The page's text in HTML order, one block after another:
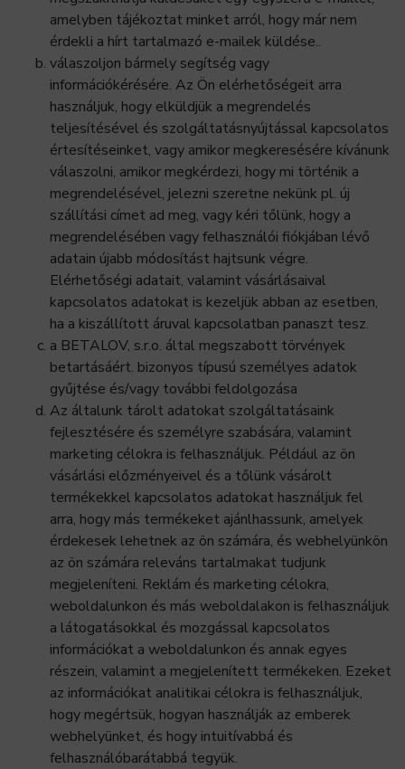
amelyben tájékoztat minket arról, hogy már nem
érdekli a hírt tartalmazó e-mailek küldése..
válaszoljon bármely segítség vagy
információkérésére. Az Ön elérhetőségeit arra
használjuk, hogy elküldjük a megrendelés
teljesítésével és szolgáltatásnyújtással kapcsolatos
értesítéseinket, vagy amikor megkeresésére kívánunk
válaszolni, amikor megkérdezi, hogy mi történik a
megrendelésével, jelezni szeretne nekünk pl. új
szállítási címet ad meg, vagy kéri tőlünk, hogy a
megrendelésében vagy felhasználói fiókjában lévő
adatain újabb módosítást hajtsunk végre.
Elérhetőségi adatait, valamint vásárlásaival
kapcsolatos adatokat is kezeljük abban az esetben,
ha a kiszállított áruval kapcsolatban panaszt tesz.
a BETALOV, s.r.o. által megszabott törvények
betartásáért. bizonyos típusú személyes adatok
gyűjtése és/vagy további feldolgozása
Az általunk tárolt adatokat szolgáltatásaink
fejlesztésére és személyre szabására, valamint
marketing célokra is felhasználjuk. Például az ön
vásárlási előzményeivel és a tőlünk vásárolt
termékekkel kapcsolatos adatokat használjuk fel
arra, hogy más termékeket ajánlhassunk, amelyek
érdekesek lehetnek az ön számára, és webhelyünkön
az ön számára releváns tartalmakat tudjunk
megjeleníteni. Reklám és marketing célokra,
weboldalunkon és más weboldalakon is felhasználjuk
a látogatásokkal és mozgással kapcsolatos
információkat a weboldalunkon és annak egyes
részein, valamint a megjelenített termékeken. Ezeket
az információkat analitikai célokra is felhasználjuk,
hogy megértsük, hogyan használják az emberek
webhelyünket, és hogy intuitívabbá és
felhasználóbarátabbá tegyük.